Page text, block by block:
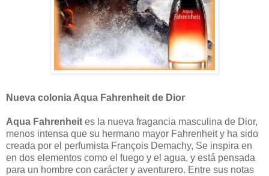
Nueva colonia Aqua Fahrenheit de Dior
Aqua Fahrenheit es la nueva fragancia masculina de Dior,
menos intensa que su hermano mayor Fahrenheit y ha sido
creada por el perfumista François Demachy, Se inspira en
en dos elementos como el fuego y el agua, y está pensada
para un hombre con carácter y aventurero. Entre sus notas